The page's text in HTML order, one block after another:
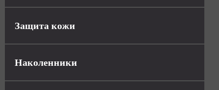
Защита кожи
Наколенники